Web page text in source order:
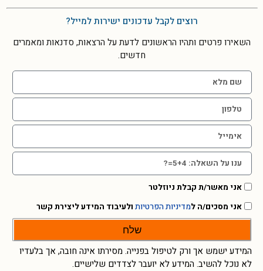
רוצים לקבל עדכונים ישירות למייל?
השאירו פרטים ותהיו הראשונים לדעת על הרצאות, סדנאות ומאמרים
חדשים.
אני מאשר/ת קבלת ניוזלטר
אני מסכים/ה למדיניות הפרטיות ולעיבוד המידע ליצירת קשר
שלח
המידע ישמש אך ורק לטיפול בפנייה. מסירתו אינה חובה, אך בלעדיו
לא נוכל להשיב. המידע לא יועבר לצדדים שלישיים.